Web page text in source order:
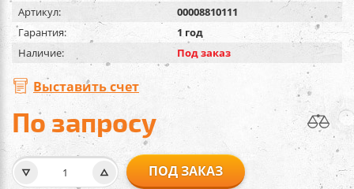
Артикул:
00008810111
Гарантия:
1 год
Наличие:
Под заказ
Выставить счет
По запросу
ПОД ЗАКАЗ